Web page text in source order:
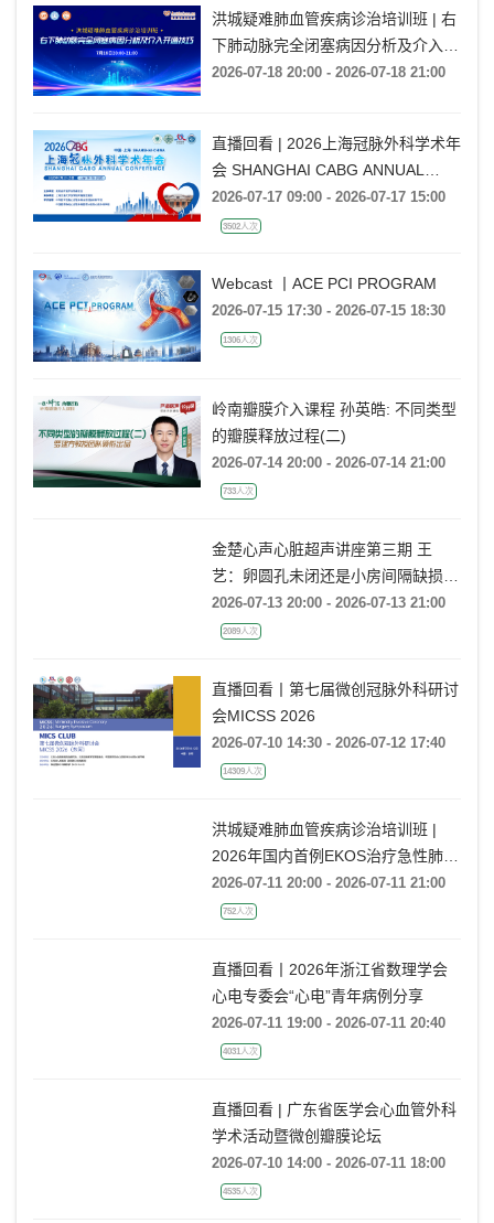
洪城疑难肺血管疾病诊治培训班 | 右
下肺动脉完全闭塞病因分析及介入开
通技巧
2026-07-18 20:00 - 2026-07-18 21:00
直播回看 | 2026上海冠脉外科学术年
会 SHANGHAI CABG ANNUAL
CONFERENCE
2026-07-17 09:00 - 2026-07-17 15:00
3502人次
Webcast 丨ACE PCI PROGRAM
2026-07-15 17:30 - 2026-07-15 18:30
1306人次
岭南瓣膜介入课程 孙英皓: 不同类型
的瓣膜释放过程(二)
2026-07-14 20:00 - 2026-07-14 21:00
733人次
金楚心声心脏超声讲座第三期 王
艺：卵圆孔未闭还是小房间隔缺损，
傻傻分不清
2026-07-13 20:00 - 2026-07-13 21:00
2089人次
直播回看丨第七届微创冠脉外科研讨
会MICSS 2026
2026-07-10 14:30 - 2026-07-12 17:40
14309人次
洪城疑难肺血管疾病诊治培训班 |
2026年国内首例EKOS治疗急性肺栓
塞经验分享
2026-07-11 20:00 - 2026-07-11 21:00
752人次
直播回看丨2026年浙江省数理学会
心电专委会“心电”青年病例分享
2026-07-11 19:00 - 2026-07-11 20:40
4031人次
直播回看 | 广东省医学会心血管外科
学术活动暨微创瓣膜论坛
2026-07-10 14:00 - 2026-07-11 18:00
4535人次